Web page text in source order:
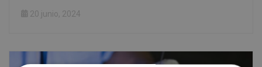
20 junio, 2024